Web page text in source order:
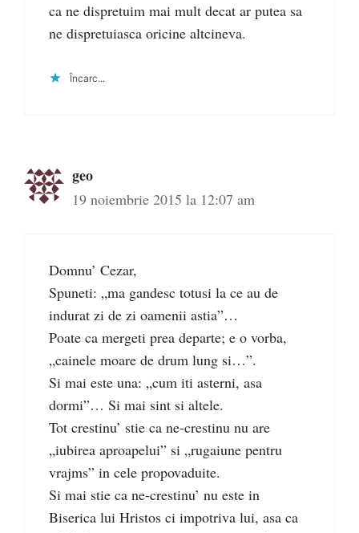
ca ne dispretuim mai mult decat ar putea sa
ne dispretuiasca oricine altcineva.
Încarc...
geo
19 noiembrie 2015 la 12:07 am
Domnu’ Cezar,
Spuneti: „ma gandesc totusi la ce au de
indurat zi de zi oamenii astia”…
Poate ca mergeti prea departe; e o vorba,
„cainele moare de drum lung si…”.
Si mai este una: „cum iti asterni, asa
dormi”… Si mai sint si altele.
Tot crestinu’ stie ca ne-crestinu nu are
„iubirea aproapelui” si „rugaiune pentru
vrajms” in cele propovaduite.
Si mai stie ca ne-crestinu’ nu este in
Biserica lui Hristos ci impotriva lui, asa ca